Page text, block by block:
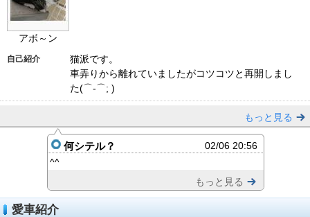
アボ～ン
自己紹介
猫派です。
車弄りから離れていましたがコツコツと再開しまし
た(⌒-⌒; )
もっと見る
何シテル？
02/06 20:56
^^
もっと見る
愛車紹介